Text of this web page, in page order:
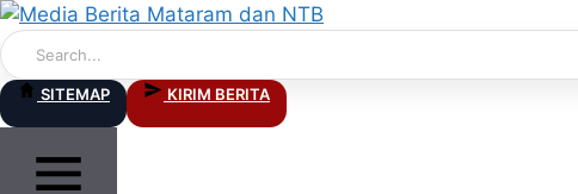
Skip
to
content
SITEMAP KIRIM BERITA